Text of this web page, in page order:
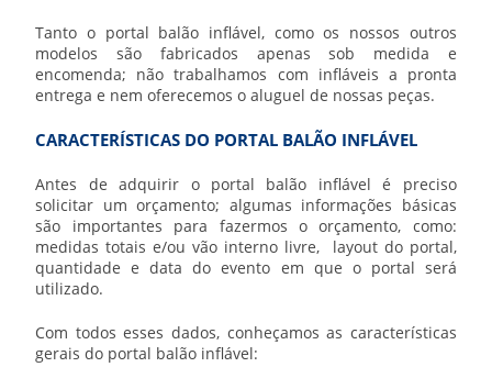
Tanto o portal balão inflável, como os nossos outros
modelos são fabricados apenas sob medida e
encomenda; não trabalhamos com infláveis a pronta
entrega e nem oferecemos o aluguel de nossas peças.
CARACTERÍSTICAS DO PORTAL BALÃO INFLÁVEL
Antes de adquirir o portal balão inflável é preciso
solicitar um orçamento; algumas informações básicas
são importantes para fazermos o orçamento, como:
medidas totais e/ou vão interno livre, layout do portal,
quantidade e data do evento em que o portal será
utilizado.
Com todos esses dados, conheçamos as características
gerais do portal balão inflável: